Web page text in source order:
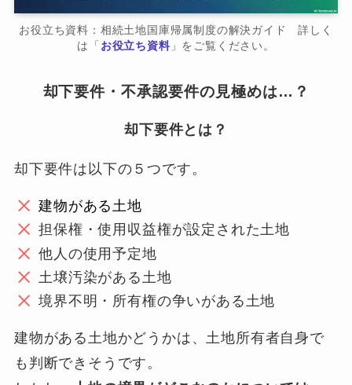
お役立ち資料：相続土地国庫帰属制度の解決ガイド 詳しく
は「 お役立ち資料」をご覧ください。
却下要件・不承認要件の見極めは…？
却下要件とは？
却下要件は以下の５つです。
建物がある土地
担保権・使用収益権が設定された土地
他人の使用予定地
土壌汚染がある土地
境界不明・所有権の争いがある土地
建物がある土地かどうかは、土地所有者自身で
も判断できそうです。